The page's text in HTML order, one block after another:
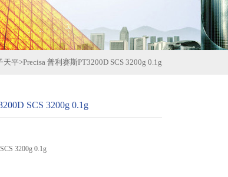
天平>Precisa 普利赛斯PT3200D SCS 3200g 0.1g
SCS 3200g 0.1g
3200g 0.1g